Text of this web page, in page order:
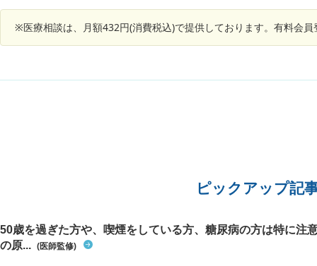
対策があればお願いします
い、吸気時の胸痛、瞬間的な胸痛はありました
が、その上で異常はないと言われました。 現在コ
別が必要だと考えられますか？ 3.Ca拮抗薬を内
下は60
基準値
かれて
うか躊
ます。
※医療相談は、月額432円(消費税込)で提供しております。有料会
ピックアップ記
50歳を過ぎた方や、喫煙をしている方、糖尿病の方は特に注
の原... (医師監修)